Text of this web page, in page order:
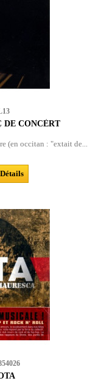
CONCÈRT
(en occitan : "extait de...
Détails